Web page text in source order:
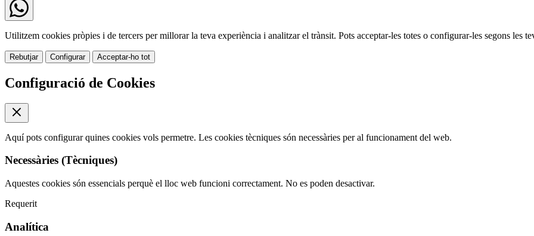
Utilitzem cookies pròpies i de tercers per millorar la teva experiència i analitzar el trànsit. Pots acceptar-les totes o configurar-les segons les
Rebutjar Configurar Acceptar-ho tot
Configuració de Cookies
Aquí pots configurar quines cookies vols permetre. Les cookies tècniques són necessàries per al funcionament del web.
Necessàries (Tècniques)
Aquestes cookies són essencials perquè el lloc web funcioni correctament. No es poden desactivar.
Requerit
Analítica